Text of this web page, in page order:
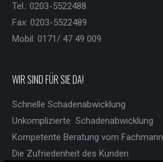
Tel.: 0203-5522488
Fax: 0203-5522489
Mobil: 0171/ 47 49 009
WIR SIND FÜR SIE DA!
Schnelle Schadenabwicklung
Unkomplizierte Schadenabwicklung
Kompetente Beratung vom Fachmann
Die Zufriedenheit des Kunden